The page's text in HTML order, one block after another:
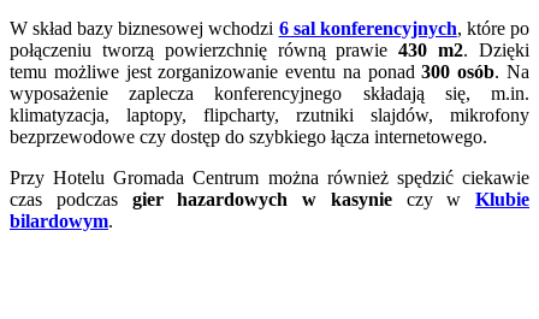
W skład bazy biznesowej wchodzi 6 sal konferencyjnych, które po
połączeniu tworzą powierzchnię równą prawie430 m2. Dzięki
temu możliwe jest zorganizowanie eventu na ponad300 osób. Na
wyposażenie zaplecza konferencyjnego składają się, m.in.
klimatyzacja, laptopy, flipcharty, rzutniki slajdów, mikrofony
bezprzewodowe czy dostęp do szybkiego łącza internetowego.
Przy Hotelu Gromada Centrum można również spędzić ciekawie
czas podczas gier hazardowych w kasynieczy w
Klubie
bilardowym.